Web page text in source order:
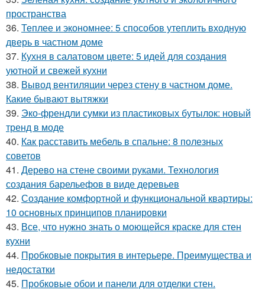
пространства
36. Теплее и экономнее: 5 способов утеплить входную
дверь в частном доме
37. Кухня в салатовом цвете: 5 идей для создания
уютной и свежей кухни
38. Вывод вентиляции через стену в частном доме.
Какие бывают вытяжки
39. Эко-френдли сумки из пластиковых бутылок: новый
тренд в моде
40. Как расставить мебель в спальне: 8 полезных
советов
41. Дерево на стене своими руками. Технология
создания барельефов в виде деревьев
42. Создание комфортной и функциональной квартиры:
10 основных принципов планировки
43. Все, что нужно знать о моющейся краске для стен
кухни
44. Пробковые покрытия в интерьере. Преимущества и
недостатки
45. Пробковые обои и панели для отделки стен.